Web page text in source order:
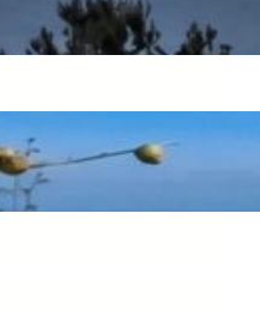
2026
l’or groc de la
2026